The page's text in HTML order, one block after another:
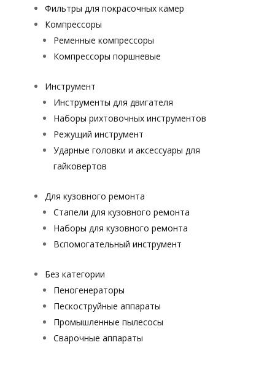
Фильтры для покрасочных камер
Компрессоры
Ременные компрессоры
Компрессоры поршневые
Инструмент
Инструменты для двигателя
Наборы рихтовочных инструментов
Режущий инструмент
Ударные головки и аксессуары для
гайковертов
Для кузовного ремонта
Стапели для кузовного ремонта
Наборы для кузовного ремонта
Вспомогательный инструмент
Без категории
Пеногенераторы
Пескоструйные аппараты
Промышленные пылесосы
Сварочные аппараты